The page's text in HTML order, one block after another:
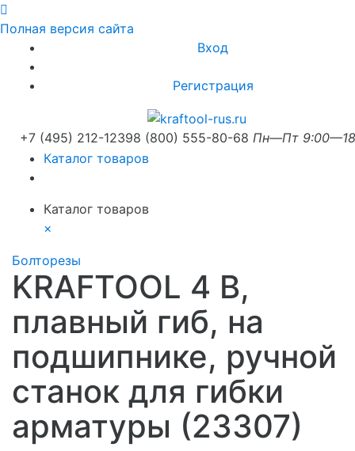
Полная версия сайта
Вход
Регистрация
+7 (495) 212-12398 (800) 555-80-68 Пн—Пт
Каталог товаров
Каталог товаров
×
Болторезы
KRAFTOOL 4 B,
плавный гиб, на
подшипнике, ручной
станок для гибки
арматуры (23307)